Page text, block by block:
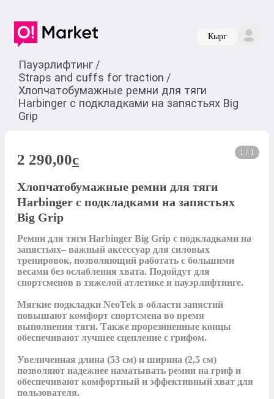
Кырг
Пауэрлифтинг /
Straps and cuffs for traction /
Хлопчатобумажные ремни для тяги
Harbinger с подкладками на запястьях Big
Grip
1 / 1
2 290,00c
Хлопчатобумажные ремни для тяги
Harbinger с подкладками на запястьях
Big Grip
Ремни для тяги Harbinger Big Grip с подкладками на
запястьях– важный аксессуар для силовых
тренировок, позволяющий работать с большими
весами без ослабления хвата. Подойдут для
спортсменов в тяжелой атлетике и пауэрлифтинге.
Мягкие подкладки NeoTek в области запястий
повышают комфорт спортсмена во время
выполнения тяги. Также прорезиненные концы
обеспечивают лучшее сцепление с грифом.
Увеличенная длина (53 см) и ширина (2,5 см)
позволяют надежнее наматывать ремни на гриф и
обеспечивают комфортный и эффективный хват для
пользователя.